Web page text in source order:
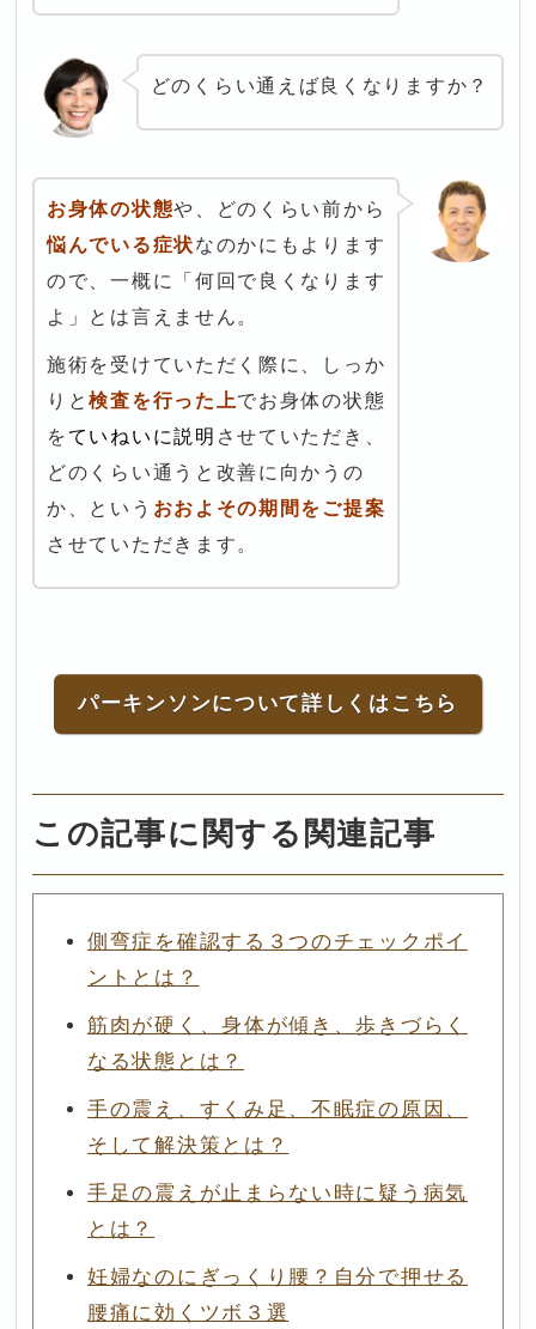
どのくらい通えば良くなりますか？
お身体の状態や、どのくらい前から
悩んでいる症状なのかにもよります
ので、一概に「何回で良くなります
よ」とは言えません。
施術を受けていただく際に、しっか
りと検査を行った上でお身体の状態
をていねいに説明 させていただき、
どのくらい通うと改善に向かうの
か、という おおよその期間をご提案
させていただきます。
パーキンソンについて詳しくはこちら
この記事に関する関連記事
側弯症を確認する３つのチェックポイ
ントとは？
筋肉が硬く、身体が傾き、歩きづらく
なる状態とは？
手の震え、すくみ足、不眠症の原因、
そして解決策とは？
手足の震えが止まらない時に疑う病気
とは？
妊婦なのにぎっくり腰？自分で押せる
腰痛に効くツボ３選